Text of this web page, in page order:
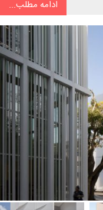
ادامه مطلب...